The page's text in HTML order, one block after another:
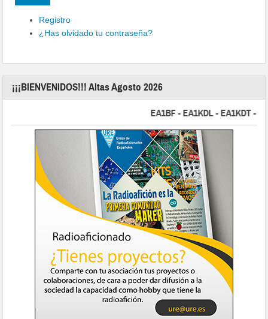
Registro
¿Has olvidado tu contraseña?
¡¡¡BIENVENIDOS!!! Altas Agosto 2026
EA1BF - EA1KDL - EA1KDT -